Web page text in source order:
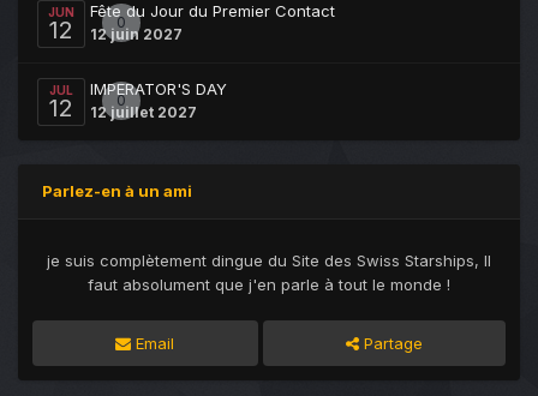
JUN
12 0
Fête du Jour du Premier Contact
12 juin 2027
JUL
12 0
IMPERATOR'S DAY
12 juillet 2027
Parlez-en à un ami
je suis complètement dingue du Site des Swiss Starships, Il
faut absolument que j'en parle à tout le monde !
Email Partage